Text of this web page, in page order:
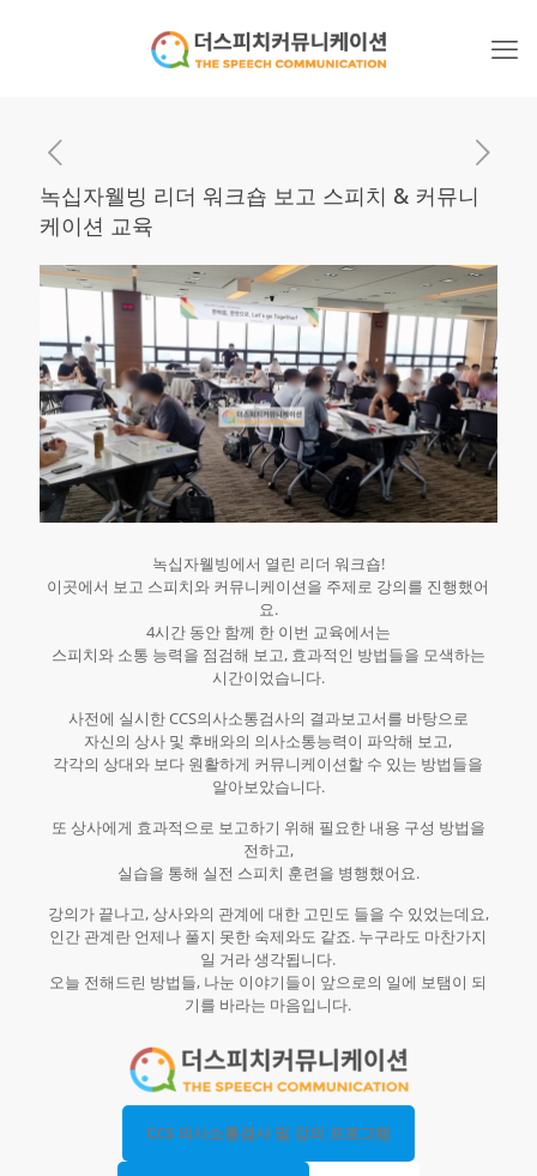
녹십자웰빙 리더 워크숍 보고 스피치 & 커뮤니
케이션 교육
녹십자웰빙에서 열린 리더 워크숍!
이곳에서 보고 스피치와 커뮤니케이션을 주제로 강의를 진행했어
요.
4시간 동안 함께 한 이번 교육에서는
스피치와 소통 능력을 점검해 보고, 효과적인 방법들을 모색하는
시간이었습니다.
사전에 실시한 CCS의사소통검사의 결과보고서를 바탕으로
자신의 상사 및 후배와의 의사소통능력이 파악해 보고,
각각의 상대와 보다 원활하게 커뮤니케이션할 수 있는 방법들을
알아보았습니다.
또 상사에게 효과적으로 보고하기 위해 필요한 내용 구성 방법을
전하고,
실습을 통해 실전 스피치 훈련을 병행했어요.
강의가 끝나고, 상사와의 관계에 대한 고민도 들을 수 있었는데요,
인간 관계란 언제나 풀지 못한 숙제와도 같죠. 누구라도 마찬가지
일 거라 생각됩니다.
오늘 전해드린 방법들, 나눈 이야기들이 앞으로의 일에 보탬이 되
기를 바라는 마음입니다.
CCS 의사소통검사 및 강의 프로그램